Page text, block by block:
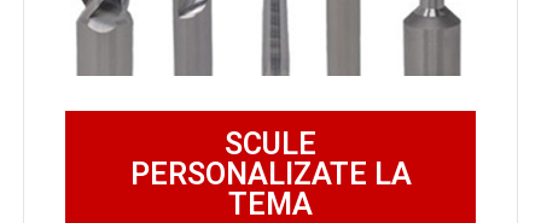
SCULE
PERSONALIZATE LA
TEMA